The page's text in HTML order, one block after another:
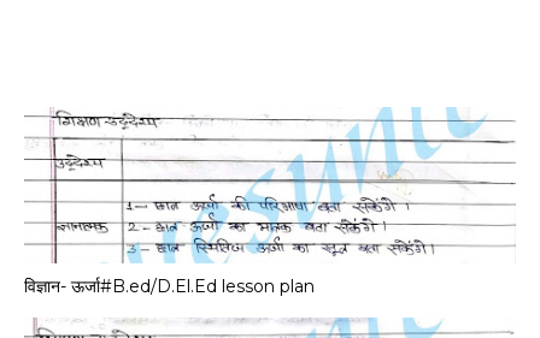
विज्ञान- ऊर्जा#B.ed/D.El.Ed lesson plan